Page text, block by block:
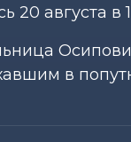
20 августа
в